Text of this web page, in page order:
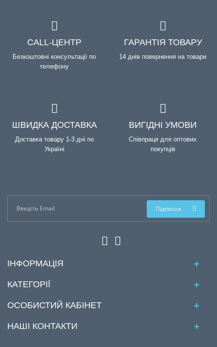
CALL-ЦЕНТР
Безкоштовні консультації по
телефону
ГАРАНТІЯ ТОВАРУ
14 днів повернення на товари
ШВИДКА ДОСТАВКА
Доставка товару 1-3 дні по
Україні
ВИГІДНІ УМОВИ
Співпраця для оптових
покупців
Підписка
ІНФОРМАЦІЯ
КАТЕГОРІЇ
ОСОБИСТИЙ КАБІНЕТ
НАШІ КОНТАКТИ